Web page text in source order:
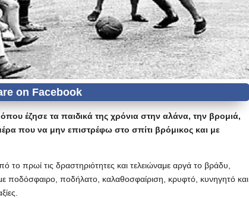
έζησε τα παιδικά της χρόνια στην αλάνα, την βρομιά,
που να μην επιστρέφω στο σπίτι βρόμικος και με
το πρωί τις δραστηριότητες και τελειώναμε αργά το βράδυ,
ποδόσφαιρο, ποδήλατο, καλαθοσφαίριση, κρυφτό, κυνηγητό και